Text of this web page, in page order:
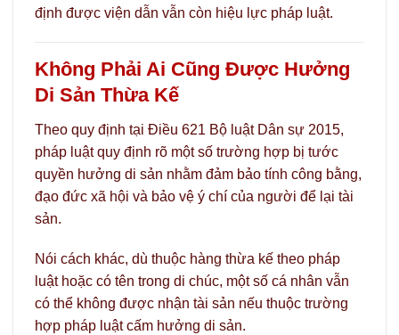
định được viện dẫn vẫn còn hiệu lực pháp luật.
Không Phải Ai Cũng Được Hưởng
Di Sản Thừa Kế
Theo quy định tại Điều 621 Bộ luật Dân sự 2015,
pháp luật quy định rõ một số trường hợp bị tước
quyền hưởng di sản nhằm đảm bảo tính công bằng,
đạo đức xã hội và bảo vệ ý chí của người để lại tài
sản.
Nói cách khác, dù thuộc hàng thừa kế theo pháp
luật hoặc có tên trong di chúc, một số cá nhân vẫn
có thể không được nhận tài sản nếu thuộc trường
hợp pháp luật cấm hưởng di sản.